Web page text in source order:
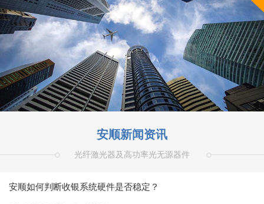
应商保持密切的合作关系，...
安顺新闻资讯
光纤激光器及高功率光无源器件
安顺如何判断收银系统硬件是否稳定？